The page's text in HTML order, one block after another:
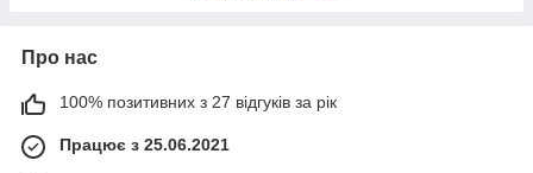
Про нас
100% позитивних з 27 відгуків за рік
Працює з 25.06.2021